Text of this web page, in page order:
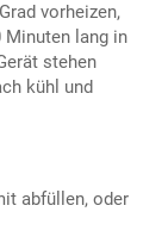
vorheizen,
Minuten lang in
stehen
kühl und
abfüllen, oder